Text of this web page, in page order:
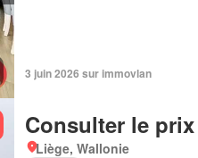
3 juin 2026 sur immovlan
Consulter le prix
Liège, Wallonie